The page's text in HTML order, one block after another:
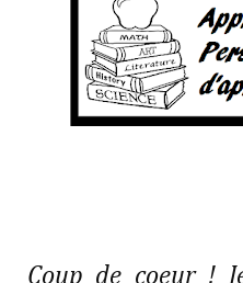
Coup de coeur !